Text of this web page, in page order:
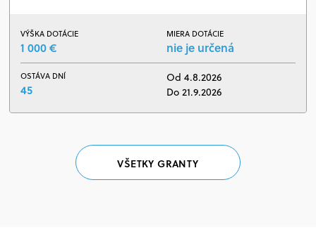
VÝŠKA DOTÁCIE
1 000 €
MIERA DOTÁCIE
nie je určená
OSTÁVA DNÍ
45
Od 4.8.2026
Do 21.9.2026
VŠETKY GRANTY